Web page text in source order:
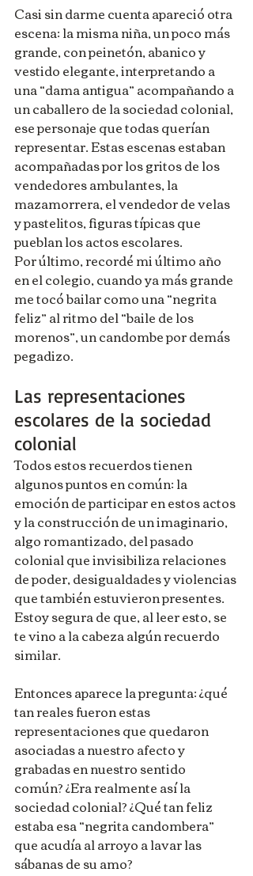
Casi sin darme cuenta apareció otra
escena: la misma niña, un poco más
grande, con peinetón, abanico y
vestido elegante, interpretando a
una “dama antigua” acompañando a
un caballero de la sociedad colonial,
ese personaje que todas querían
representar. Estas escenas estaban
acompañadas por los gritos de los
vendedores ambulantes, la
mazamorrera, el vendedor de velas
y pastelitos, figuras típicas que
pueblan los actos escolares.
Por último, recordé mi último año
en el colegio, cuando ya más grande
me tocó bailar como una “negrita
feliz” al ritmo del “baile de los
morenos”, un candombe por demás
pegadizo.
Las representaciones
escolares de la sociedad
colonial
Todos estos recuerdos tienen
algunos puntos en común: la
emoción de participar en estos actos
y la construcción de un imaginario,
algo romantizado, del pasado
colonial que invisibiliza relaciones
de poder, desigualdades y violencias
que también estuvieron presentes.
Estoy segura de que, al leer esto, se
te vino a la cabeza algún recuerdo
similar.
Entonces aparece la pregunta: ¿qué
tan reales fueron estas
representaciones que quedaron
asociadas a nuestro afecto y
grabadas en nuestro sentido
común? ¿Era realmente así la
sociedad colonial? ¿Qué tan feliz
estaba esa “negrita candombera”
que acudía al arroyo a lavar las
sábanas de su amo?